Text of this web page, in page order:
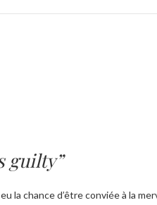
guilty”
la chance d’être conviée à la